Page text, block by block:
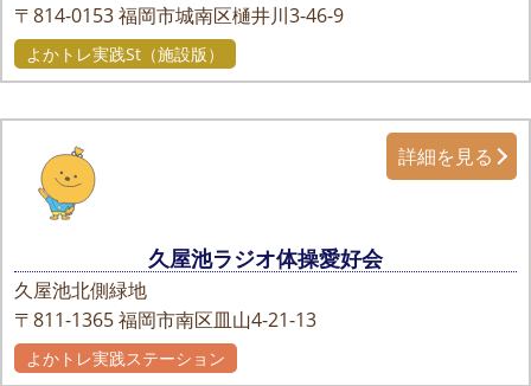
〒814-0153福岡市城南区樋井川3-46-9
よかトレ実践St（施設版）
久屋池ラジオ体操愛好会
久屋池北側緑地
〒811-1365福岡市南区皿山4-21-13
詳細を見る
よかトレ実践ステーション